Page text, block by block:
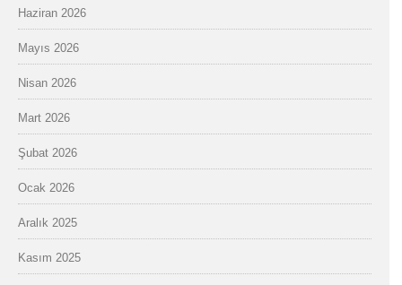
Haziran 2026
Mayıs 2026
Nisan 2026
Mart 2026
Şubat 2026
Ocak 2026
Aralık 2025
Kasım 2025